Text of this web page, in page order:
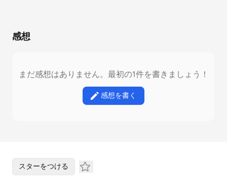
感想
まだ感想はありません。最初の1件を書きましょう！
感想を書く
スターをつける